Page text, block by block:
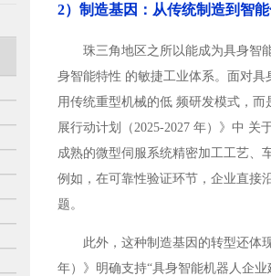
2）制造基因：从传统制造到智
珠三角地区之所以能成为具身智
身智能特性 的敏捷工业体系。面对具
用传统重型机械的低 频研发模式，
展行动计划（2025-2027 年）》中
成熟的微型伺服系统精密加工工艺、
例如，在可靠性验证环节，企业直接
题。
此外，这种制造基因的转型还体
年）》明确支持“具身智能机器人企